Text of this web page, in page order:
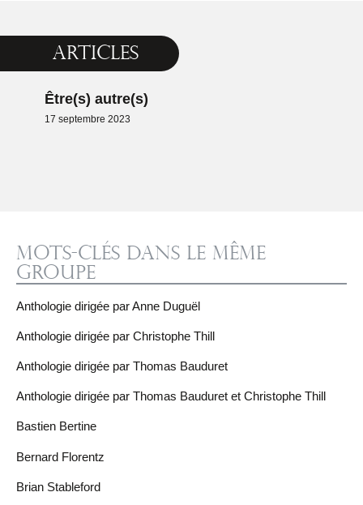
Articles
Être(s) autre(s)
17 septembre 2023
Mots-clés dans le même
groupe
Anthologie dirigée par Anne Duguël
Anthologie dirigée par Christophe Thill
Anthologie dirigée par Thomas Bauduret
Anthologie dirigée par Thomas Bauduret et Christophe Thill
Bastien Bertine
Bernard Florentz
Brian Stableford